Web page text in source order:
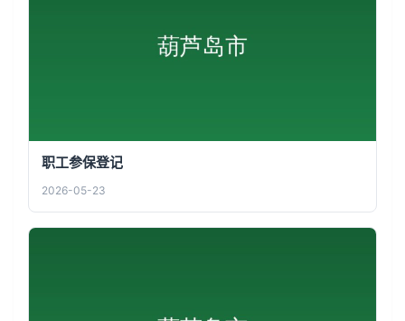
职工参保登记
2026-05-23